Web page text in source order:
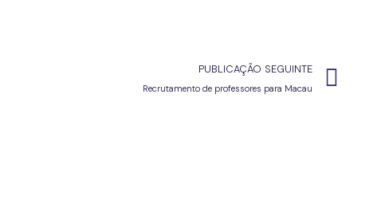
PUBLICAÇÃO SEGUINTE
Recrutamento de professores para Macau